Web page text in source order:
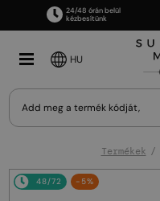
24/48 órán belül
kézbesítünk
HU
Termékek
48/72 -5%